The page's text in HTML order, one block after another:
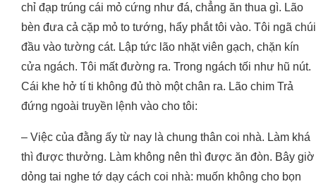
chỉ đạp trúng cái mỏ cứng như đá, chẳng ăn thua gì. Lão
bèn đưa cả cặp mỏ to tướng, hẩy phắt tôi vào. Tôi ngã chúi
đầu vào tường cát. Lập tức lão nhặt viên gạch, chặn kín
cửa ngách. Tôi mất đường ra. Trong ngách tối như hũ nút.
Cái khe hở tí ti không đủ thò một chân ra. Lão chim Trả
đứng ngoài truyền lệnh vào cho tôi:
– Việc của đằng ấy từ nay là chung thân coi nhà. Làm khá
thì được thưởng. Làm không nên thì được ăn đòn. Bây giờ
dỏng tai nghe tớ dạy cách coi nhà: muốn không cho bọn